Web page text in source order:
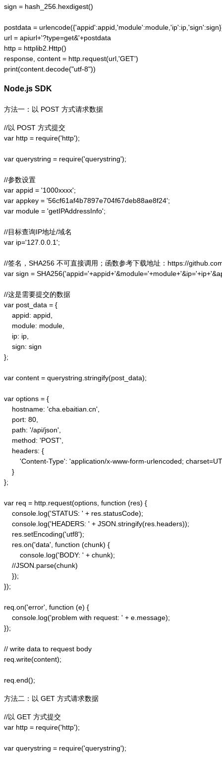
sign = hash_256.hexdigest()
postdata =
url = apiurl+'?type=get&'+postdata
http = httplib2.Http()
response, content = http.request(url,'GET')
print(content.decode("utf-8"))
Node.js SDK
方法一：以 POST 方式请求数据
//以 POST 方式提交
var http = require('http');
var querystring = require('querystring');
//参数设置
var appid = '1000xxxx';
var appkey = '56cf61af4b7897e704f67deb88ae8f24';
var module = 'getIPAddressInfo';
//目标查询IP地址/域名
var ip='127.0.0.1';
//签名，SHA256 不可直接调用；函数参考下载地址：https://
var sign =
//这是需要提交的数据
var post_data = {
    appid: appid,
    module: module,
    ip: ip,
    sign: sign
};
var content = querystring.stringify(post_data);
var options = {
    hostname: 'cha.ebaitian.cn',
    port: 80,
    path: '/api/json',
    method: 'POST',
    headers: {
'Content-Type': 'application/x-www-form-urlencoded;
    }
};
var req = http.request(options, function (res) {
    console.log('STATUS: ' + res.statusCode);
    console.log('HEADERS: ' + JSON.stringify(res.headers));
    res.setEncoding('utf8');
    res.on('data', function (chunk) {
        console.log('BODY: ' + chunk);
    //JSON.parse(chunk)
    });
});
req.on('error', function (e) {
    console.log('problem with request: ' + e.message);
});
// write data to request body
req.write(content);
方法二：以 GET 方式请求数据
//以 GET 方式提交
var http = require('http');
var querystring = require('querystring');